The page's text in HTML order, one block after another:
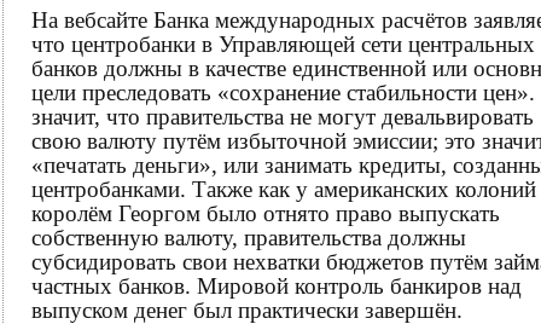
На вебсайте Банка международных расчётов
что центробанки в Управляющей сети центральных
банков должны в качестве единственной или
цели преследовать «сохранение стабильности
значит, что правительства не могут девальвировать
свою валюту путём избыточной эмиссии; это
«печатать деньги», или занимать кредиты,
центробанками. Также как у американских колоний
королём Георгом было отнято право выпускать
собственную валюту, правительства должны
субсидировать свои нехватки бюджетов путём
частных банков. Мировой контроль банкиров над
выпуском денег был практически завершён.